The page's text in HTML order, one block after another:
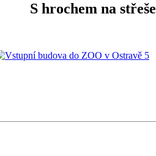
S hrochem na střeše